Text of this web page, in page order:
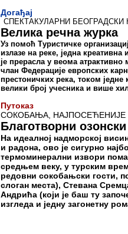
Догађај
СПЕКТАКУЛАРНИ
Велика речна журка
Уз помоћ Туристичке
излазе на реке, једна креативна
је прерасла у веома
члан Федерације европских
престоничких река, током
велики број учесника и више
Путоказ
СОКОБАЊА, НАЈПОСЕЋЕНИЈЕ
Благотворни
На идеалној надморској
и радона, ово је сигурно
термоминерални извори
средњем веку, у турским
редовни сокобањски гости,
слоган места), Стевана
Андрића (који је баш ту
изгледа и једну загонетну